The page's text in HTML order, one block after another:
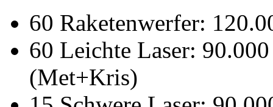
60 Raketenwerfer:
60 Leichte Laser:
(Met+Kris)